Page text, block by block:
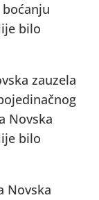
boćanju
bilo
zauzela
Novska
bilo
Novska